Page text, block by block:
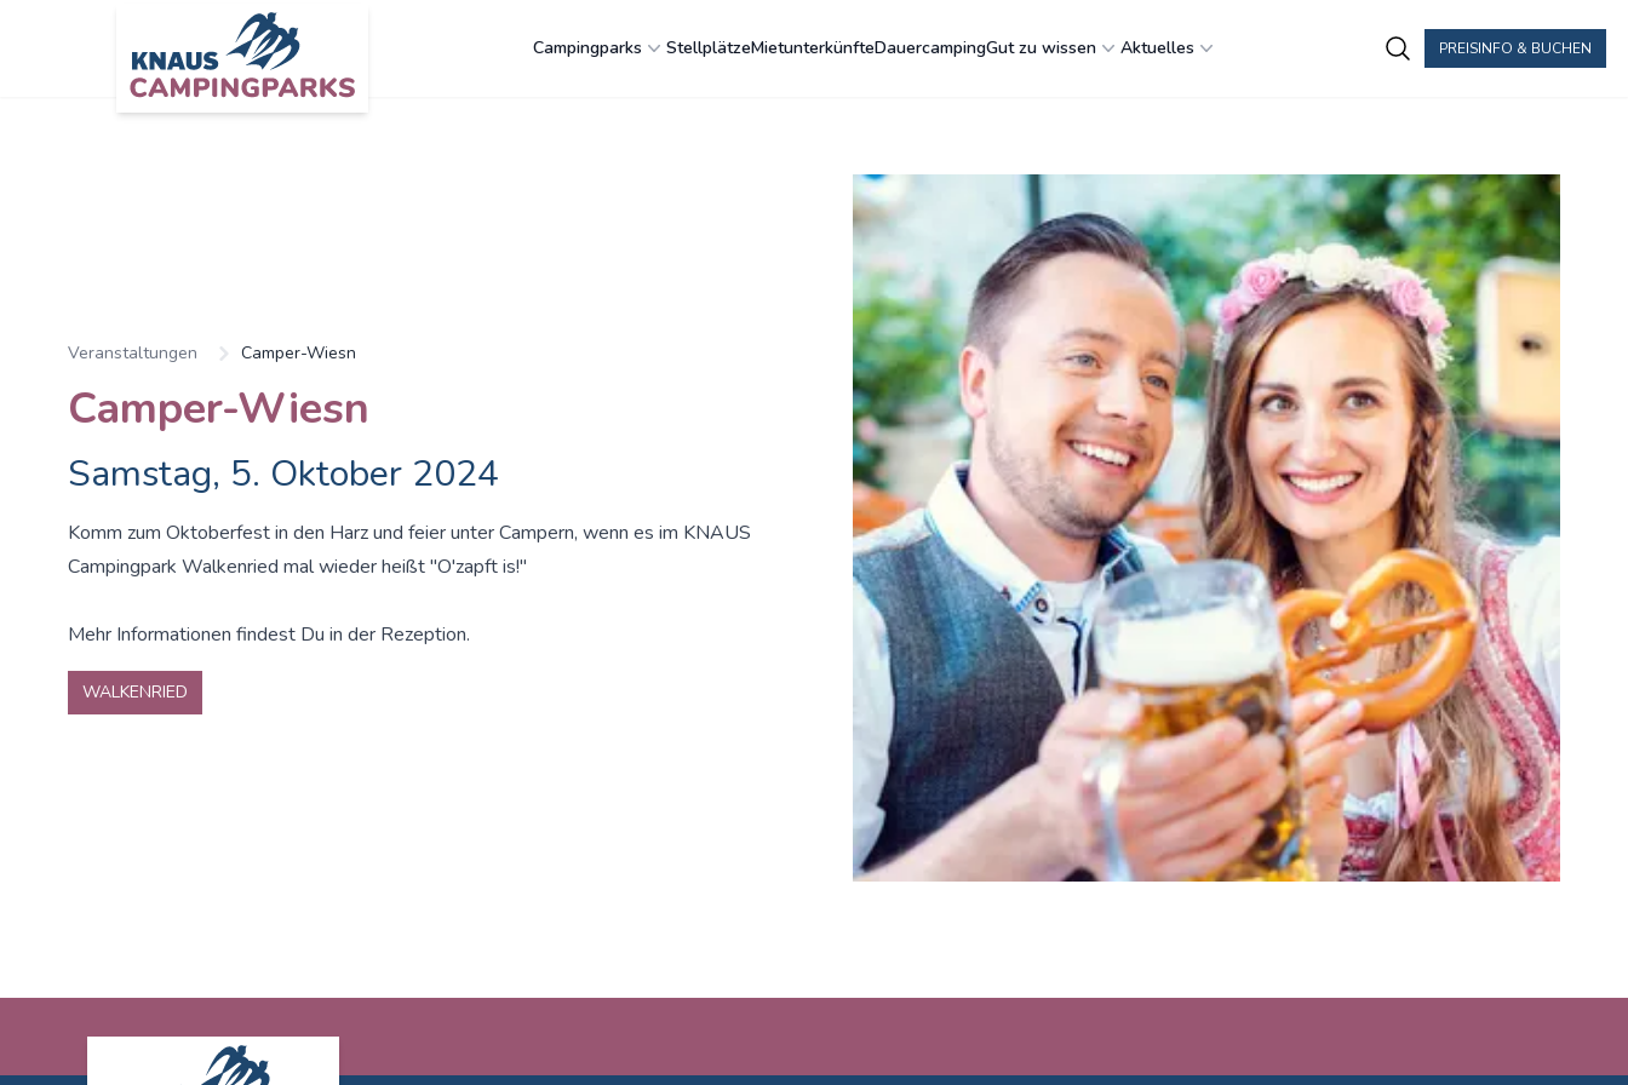
PREISINFO & BUCHEN
Campingparks StellplätzeMietunterkünfteDauercampingGut zu wissen Aktuelles
Veranstaltungen Camper-Wiesn
Camper-Wiesn
Samstag, 5. Oktober 2024
Komm zum Oktoberfest in den Harz und feier unter Campern, wenn es im KNAUS
Campingpark Walkenried mal wieder heißt "O'zapft is!"
Mehr Informationen findest Du in der Rezeption.
WALKENRIED